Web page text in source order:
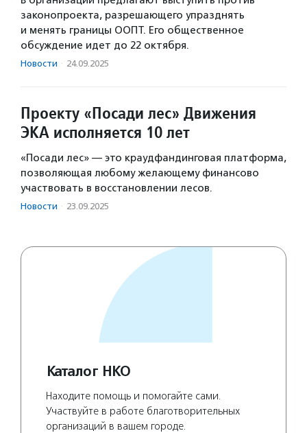
законопроекта, разрешающего упразднять
и менять границы ООПТ. Его общественное
обсуждение идет до 22 октября.
Новости · 24.09.2025
Проекту «Посади лес» Движения
ЭКА исполняется 10 лет
«Посади лес» — это краудфандинговая платформа,
позволяющая любому желающему финансово
участвовать в восстановлении лесов.
Новости · 23.09.2025
Каталог НКО
Находите помощь и помогайте сами.
Участвуйте в работе благотворительных
организаций в вашем городе.